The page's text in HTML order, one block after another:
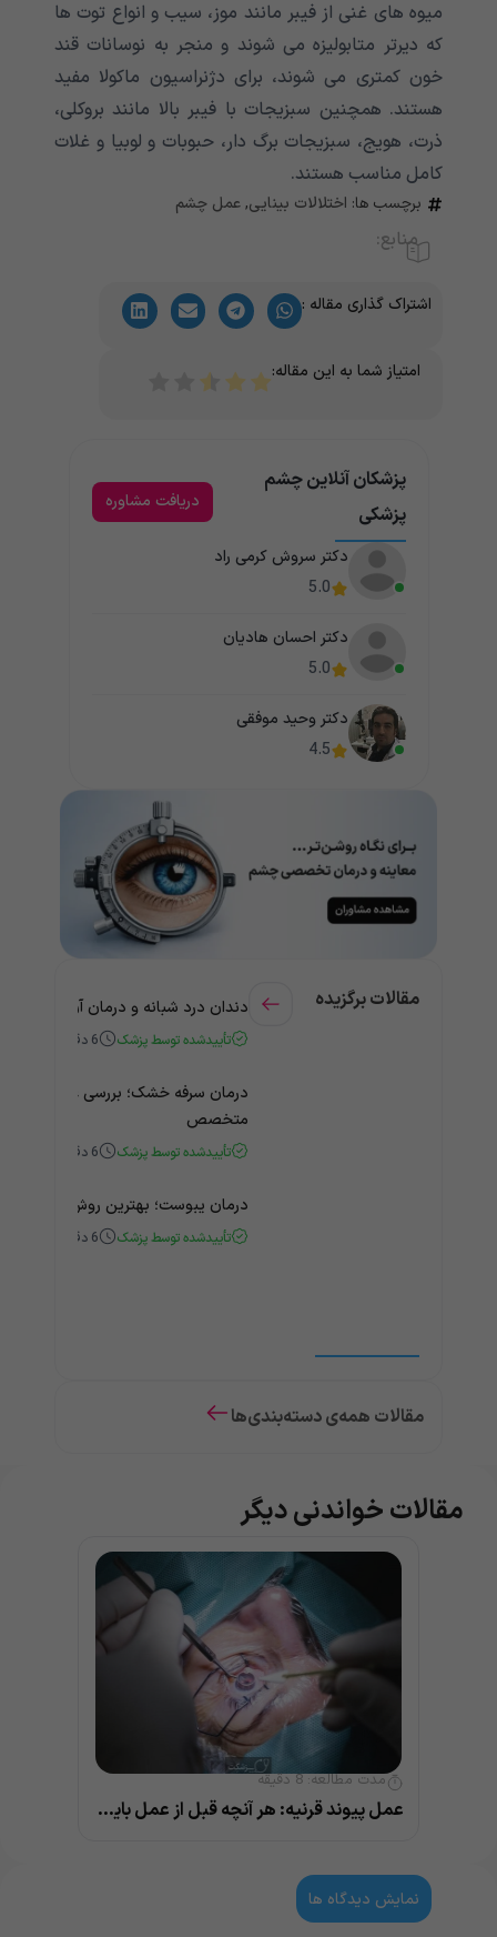
میوه های غنی از فیبر مانند موز، سیب و انواع توت ها
که دیرتر متابولیزه می شوند و منجر به نوسانات قند
خون کمتری می شوند، برای دژنراسیون ماکولا مفید
هستند. همچنین سبزیجات با فیبر بالا مانند بروکلی،
ذرت، هویج، سبزیجات برگ دار، حبوبات و لوبیا و غلات
کامل مناسب هستند.
برچسب ها: اختلالات بینایی,عمل چشم
منابع:
اشتراک گذاری مقاله :
امتیاز شما به این مقاله:
پزشکان آنلاین چشم
پزشکی
دریافت مشاوره
دکتر سروش کرمی راد
5.0
دکتر احسان هادیان
5.0
دکتر وحید موفقی
4.5
مقالات برگزیده دندان درد شبانه و درمان آن +
تأییدشده توسط پزشک 6 دقیقه
درمان سرفه خشک؛ بررسی علت و
متخصص
تأییدشده توسط پزشک 6 دقیقه
درمان یبوست؛ بهترین روش‌های
تأییدشده توسط پزشک 6 دقیقه
مقالات همه‌ی دسته‌بندی‌ها
مقالات خواندنی دیگر
مدت مطالعه:8 دقیقه
عمل پیوند قرنیه: هر آنچه قبل از عمل باید بدانید
نمایش دیدگاه ها